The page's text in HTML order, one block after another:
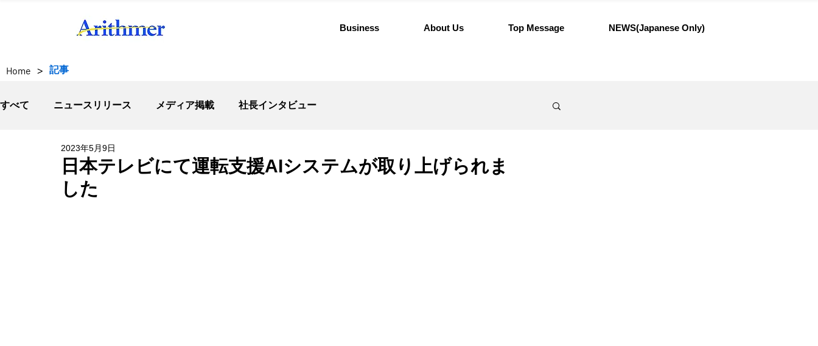
Business About Us Top Message NEWS(Japanese Only)
Home > 記事
すべて ニュースリリース メディア掲載 社長インタビュー
日本テレビにて運転支援AIシステムが取り上げられま
した
2023年5月9日